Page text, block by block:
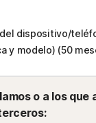
dispositivo/
y modelo) (50
o a los que